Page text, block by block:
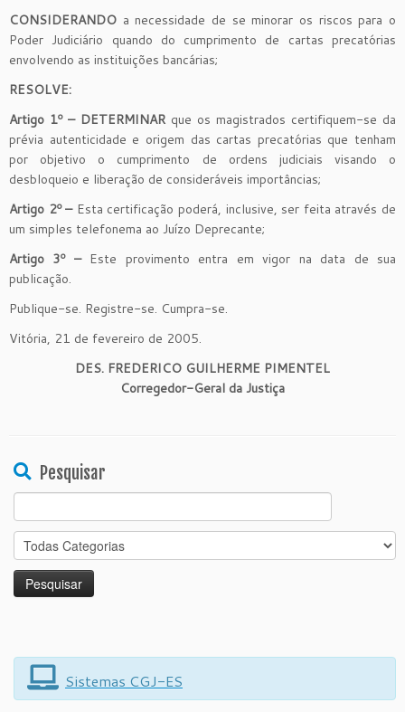
CONSIDERANDO a necessidade de se minorar os riscos para o
Poder Judiciário quando do cumprimento de cartas precatórias
envolvendo as instituições bancárias;
RESOLVE:
Artigo 1º – DETERMINAR que os magistrados certifiquem-se da
prévia autenticidade e origem das cartas precatórias que tenham
por objetivo o cumprimento de ordens judiciais visando o
desbloqueio e liberação de consideráveis importâncias;
Artigo 2º –Esta certificação poderá, inclusive, ser feita através de
um simples telefonema ao Juízo Deprecante;
Artigo 3º –Este provimento entra em vigor na data de sua
publicação.
Publique-se. Registre-se. Cumpra-se.
Vitória, 21 de fevereiro de 2005.
DES. FREDERICO GUILHERME PIMENTEL
Corregedor-Geral da Justiça
Pesquisar
Search
for:
Sistemas CGJ-ES